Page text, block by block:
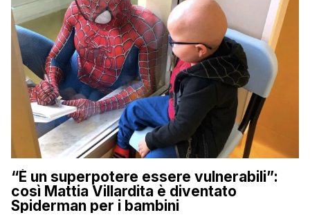
“È un superpotere essere vulnerabili”:
così Mattia Villardita è diventato
Spiderman per i bambini